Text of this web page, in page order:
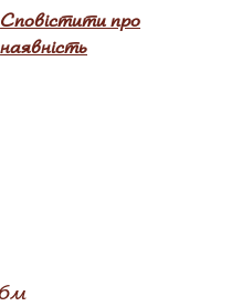
Сповістити про
наявність